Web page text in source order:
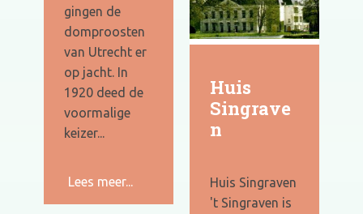
gingen de
domproosten
van Utrecht er
op jacht. In
1920 deed de
voormalige
keizer...
Lees meer...
Huis
Singrave
n
Huis Singraven
't Singraven is